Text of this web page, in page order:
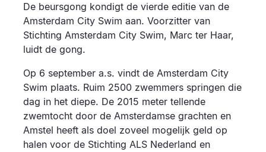
De beursgong kondigt de vierde editie van de
Amsterdam City Swim aan. Voorzitter van
Stichting Amsterdam City Swim, Marc ter Haar,
luidt de gong.
Op 6 september a.s. vindt de Amsterdam City
Swim plaats. Ruim 2500 zwemmers springen die
dag in het diepe. De 2015 meter tellende
zwemtocht door de Amsterdamse grachten en
Amstel heeft als doel zoveel mogelijk geld op
halen voor de Stichting ALS Nederland en